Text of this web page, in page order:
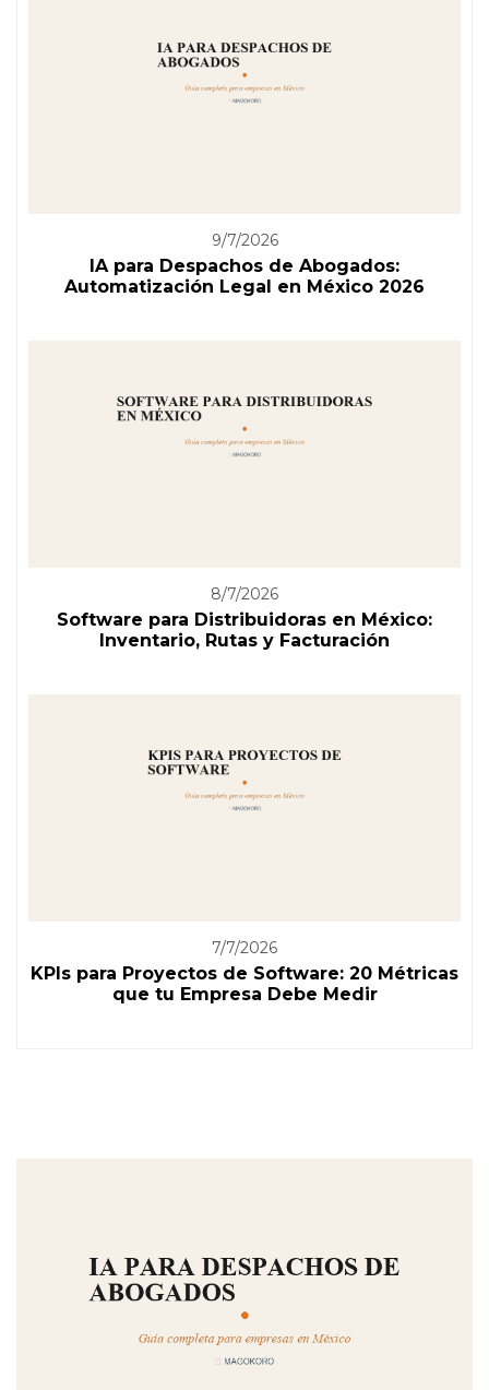
9/7/2026
IA para Despachos de Abogados:
Automatización Legal en México 2026
8/7/2026
Software para Distribuidoras en México:
Inventario, Rutas y Facturación
7/7/2026
KPIs para Proyectos de Software: 20 Métricas
que tu Empresa Debe Medir